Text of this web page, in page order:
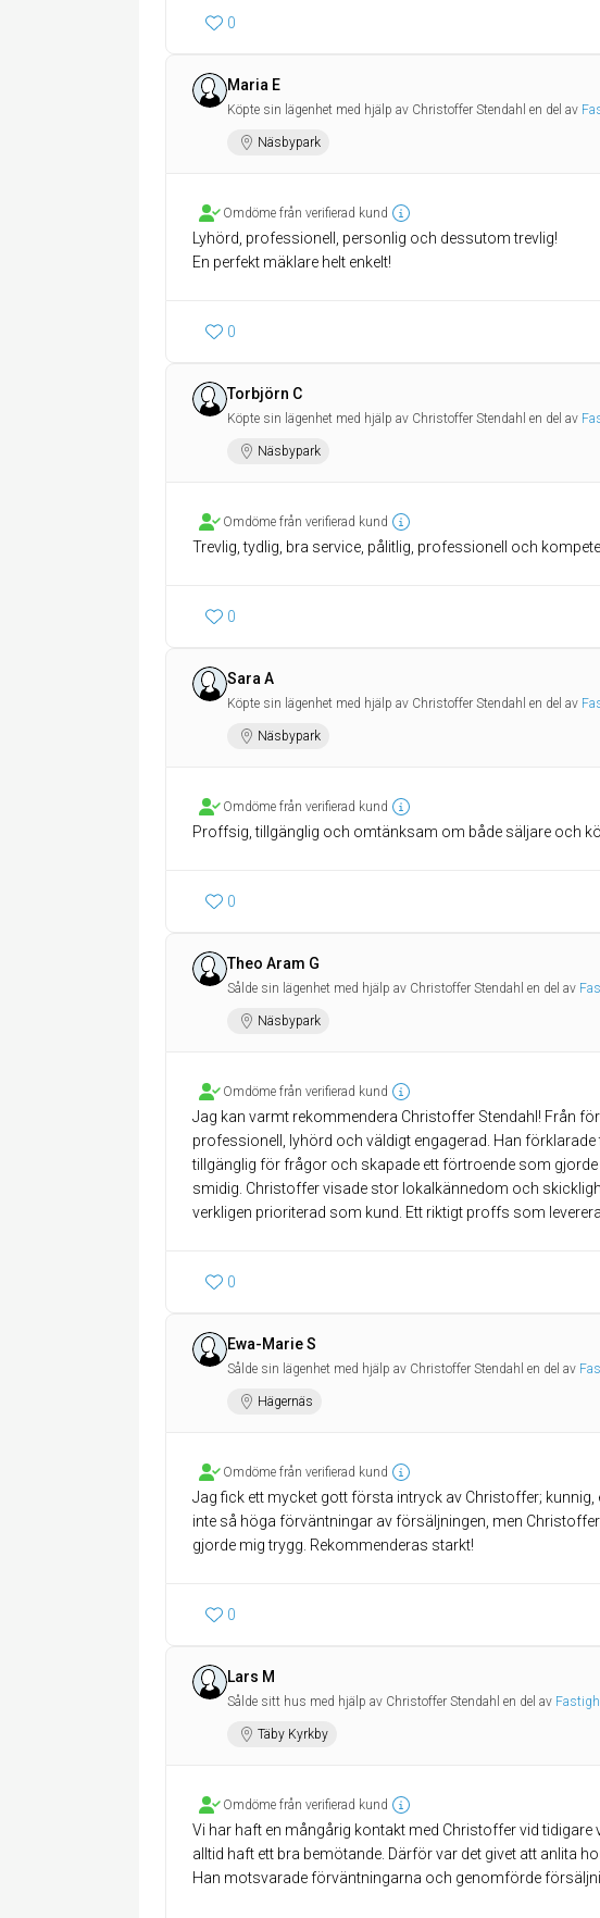
0
Maria E
Köpte sin lägenhet med hjälp av Christoffer Stendahl en del av
Näsbypark
Omdöme från verifierad kund
Lyhörd, professionell, personlig och dessutom trevlig!
En perfekt mäklare helt enkelt!
0
Torbjörn C
Köpte sin lägenhet med hjälp av Christoffer Stendahl en del av
Näsbypark
Omdöme från verifierad kund
Trevlig, tydlig, bra service, pålitlig, professionell och
0
Sara A
Köpte sin lägenhet med hjälp av Christoffer Stendahl en del av
Näsbypark
Omdöme från verifierad kund
Proffsig, tillgänglig och omtänksam om både säljare och
0
Theo Aram G
Sålde sin lägenhet med hjälp av Christoffer Stendahl en del av
Näsbypark
Omdöme från verifierad kund
Jag kan varmt rekommendera Christoffer Stendahl! Från
professionell, lyhörd och väldigt engagerad. Han
tillgänglig för frågor och skapade ett förtroende som
smidig. Christoffer visade stor lokalkännedom och
verkligen prioriterad som kund. Ett riktigt proffs som
0
Ewa-Marie S
Sålde sin lägenhet med hjälp av Christoffer Stendahl en del av
Hägernäs
Omdöme från verifierad kund
Jag fick ett mycket gott första intryck av Christoffer;
inte så höga förväntningar av försäljningen, men
gjorde mig trygg. Rekommenderas starkt!
0
Lars M
Sålde sitt hus med hjälp av Christoffer Stendahl en del av
Täby Kyrkby
Omdöme från verifierad kund
Vi har haft en mångårig kontakt med Christoffer vid tidigare
alltid haft ett bra bemötande. Därför var det givet att anlita
Han motsvarade förväntningarna och genomförde